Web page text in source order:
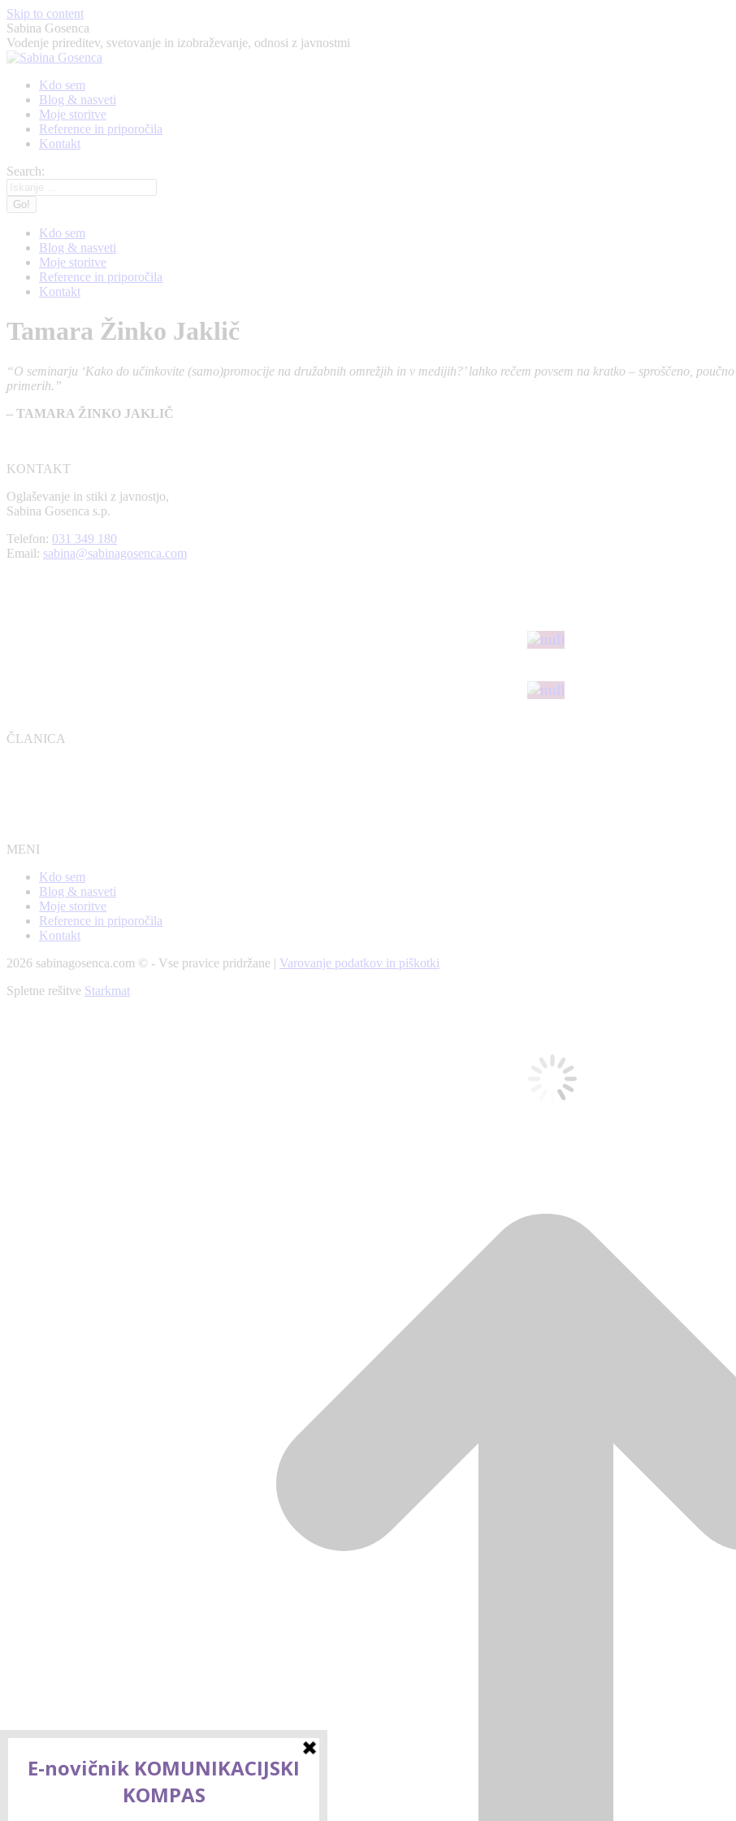
Skip to content
Sabina Gosenca
Vodenje prireditev, svetovanje in izobraževanje, odnosi z javnostmi
Kdo sem
Blog & nasveti
Moje storitve
Reference in priporočila
Kontakt
Search:
Kdo sem
Blog & nasveti
Moje storitve
Reference in priporočila
Kontakt
Tamara Žinko Jaklič
“O seminarju ‘Kako do učinkovite (samo)promocije na družabnih omrežjih in v medijih?’ lahko rečem povsem na kratko – sproščeno,
primerih.”
– TAMARA ŽINKO JAKLIČ
KONTAKT
Oglaševanje in stiki z javnostjo,
Sabina Gosenca s.p.
Telefon: 031 349 180
Email: sabina@sabinagosenca.com
ČLANICA
MENI
Kdo sem
Blog & nasveti
Moje storitve
Reference in priporočila
Kontakt
2026 sabinagosenca.com © - Vse pravice pridržane | Varovanje podatkov in piškotki
Spletne rešitve Starkmat